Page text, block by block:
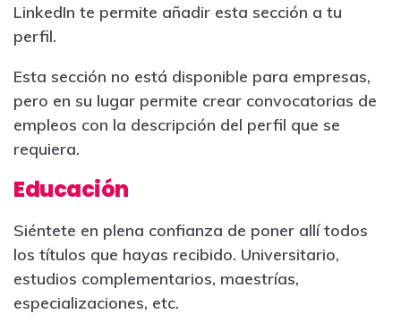
LinkedIn te permite añadir esta sección a tu
perfil.
Esta sección no está disponible para empresas,
pero en su lugar permite crear convocatorias de
empleos con la descripción del perfil que se
requiera.
Educación
Siéntete en plena confianza de poner allí todos
los títulos que hayas recibido. Universitario,
estudios complementarios, maestrías,
especializaciones, etc.